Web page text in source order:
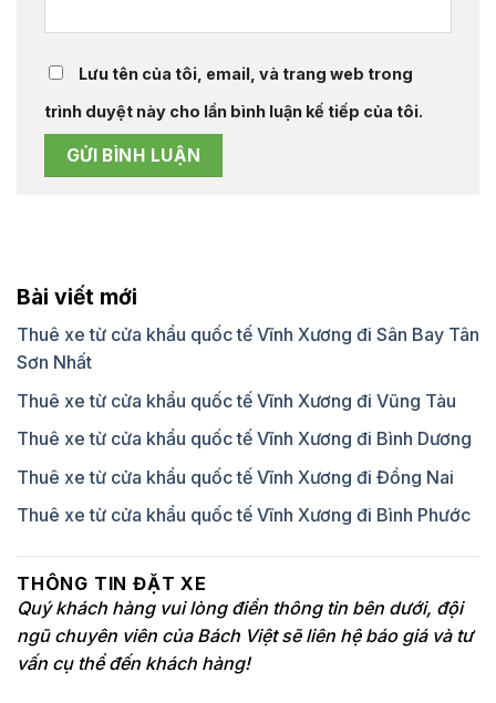
Lưu tên của tôi, email, và trang web trong
trình duyệt này cho lần bình luận kế tiếp của tôi.
Bài viết mới
Thuê xe từ cửa khẩu quốc tế Vĩnh Xương đi Sân Bay Tân
Sơn Nhất
Thuê xe từ cửa khẩu quốc tế Vĩnh Xương đi Vũng Tàu
Thuê xe từ cửa khẩu quốc tế Vĩnh Xương đi Bình Dương
Thuê xe từ cửa khẩu quốc tế Vĩnh Xương đi Đồng Nai
Thuê xe từ cửa khẩu quốc tế Vĩnh Xương đi Bình Phước
THÔNG TIN ĐẶT XE
Quý khách hàng vui lòng điền thông tin bên dưới, đội
ngũ chuyên viên của Bách Việt sẽ liên hệ báo giá và tư
vấn cụ thể đến khách hàng!